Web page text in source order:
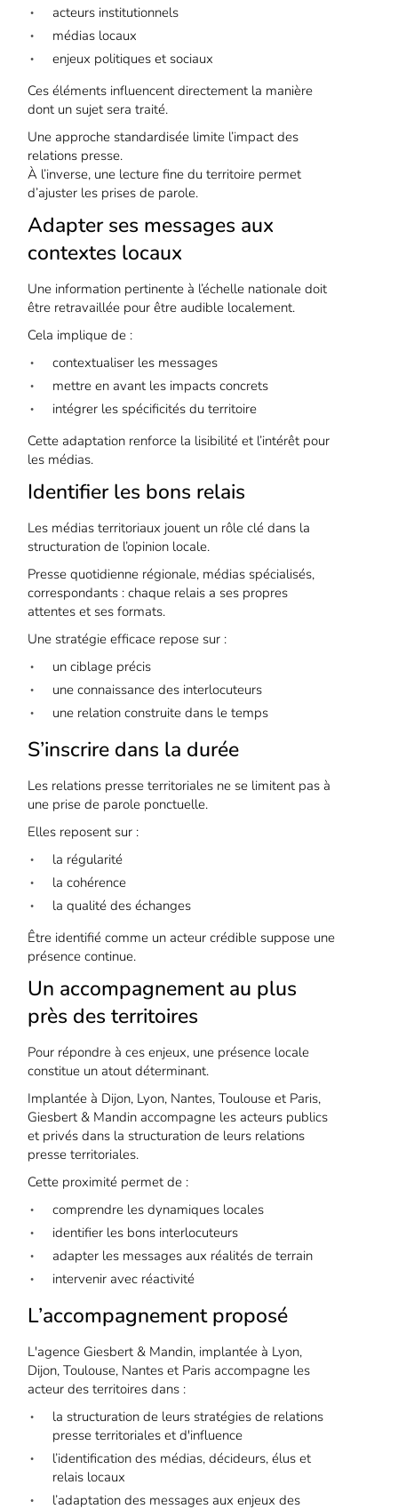
acteurs institutionnels
médias locaux
enjeux politiques et sociaux
Ces éléments influencent directement la manière
dont un sujet sera traité.
Une approche standardisée limite l’impact des
relations presse.
À l’inverse, une lecture fine du territoire permet
d’ajuster les prises de parole.
Adapter ses messages aux
contextes locaux
Une information pertinente à l’échelle nationale doit
être retravaillée pour être audible localement.
Cela implique de :
contextualiser les messages
mettre en avant les impacts concrets
intégrer les spécificités du territoire
Cette adaptation renforce la lisibilité et l’intérêt pour
les médias.
Identifier les bons relais
Les médias territoriaux jouent un rôle clé dans la
structuration de l’opinion locale.
Presse quotidienne régionale, médias spécialisés,
correspondants : chaque relais a ses propres
attentes et ses formats.
Une stratégie efficace repose sur :
un ciblage précis
une connaissance des interlocuteurs
une relation construite dans le temps
S’inscrire dans la durée
Les relations presse territoriales ne se limitent pas à
une prise de parole ponctuelle.
Elles reposent sur :
la régularité
la cohérence
la qualité des échanges
Être identifié comme un acteur crédible suppose une
présence continue.
Un accompagnement au plus
près des territoires
Pour répondre à ces enjeux, une présence locale
constitue un atout déterminant.
Implantée à Dijon, Lyon, Nantes, Toulouse et Paris,
Giesbert & Mandin accompagne les acteurs publics
et privés dans la structuration de leurs relations
presse territoriales.
Cette proximité permet de :
comprendre les dynamiques locales
identifier les bons interlocuteurs
adapter les messages aux réalités de terrain
intervenir avec réactivité
L’accompagnement proposé
L'agence Giesbert & Mandin, implantée à Lyon,
Dijon, Toulouse, Nantes et Paris accompagne les
acteur des territoires dans :
la structuration de leurs stratégies de relations
presse territoriales et d'influence
l’identification des médias, décideurs, élus et
relais locaux
l’adaptation des messages aux enjeux des